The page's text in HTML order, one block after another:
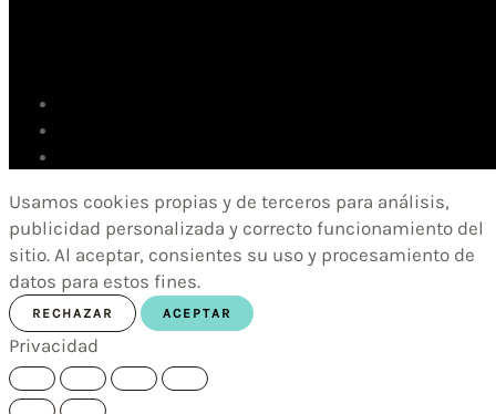
Usamos cookies propias y de terceros para análisis,
publicidad personalizada y correcto funcionamiento del
sitio. Al aceptar, consientes su uso y procesamiento de
datos para estos fines.
RECHAZAR ACEPTAR
Privacidad